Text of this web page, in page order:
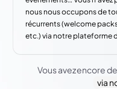
nous nous occupons de
récurrents (welcome
etc.) via notre plateforme
Vous avez encore
via